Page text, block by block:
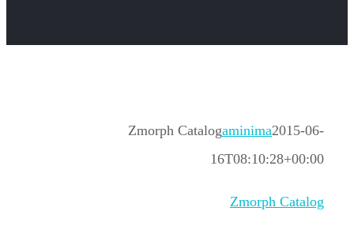
Zmorph Catalogaminima2015-06-
16T08:10:28+00:00
Zmorph Catalog